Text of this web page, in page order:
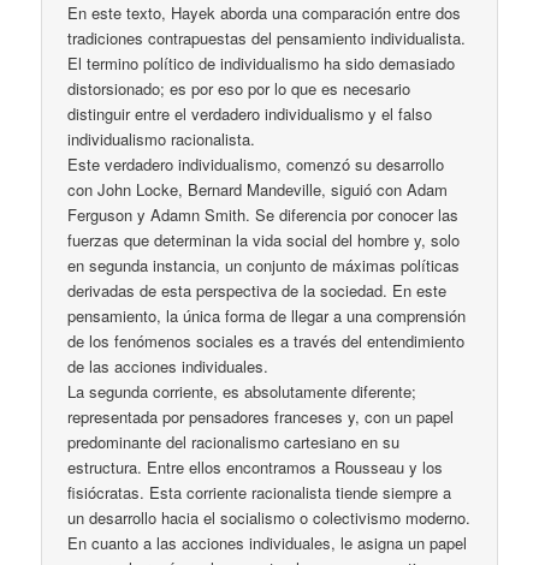
En este texto, Hayek aborda una comparación entre dos
tradiciones contrapuestas del pensamiento individualista.
El termino político de individualismo ha sido demasiado
distorsionado; es por eso por lo que es necesario
distinguir entre el verdadero individualismo y el falso
individualismo racionalista.
Este verdadero individualismo, comenzó su desarrollo
con John Locke, Bernard Mandeville, siguió con Adam
Ferguson y Adamn Smith. Se diferencia por conocer las
fuerzas que determinan la vida social del hombre y, solo
en segunda instancia, un conjunto de máximas políticas
derivadas de esta perspectiva de la sociedad. En este
pensamiento, la única forma de llegar a una comprensión
de los fenómenos sociales es a través del entendimiento
de las acciones individuales.
La segunda corriente, es absolutamente diferente;
representada por pensadores franceses y, con un papel
predominante del racionalismo cartesiano en su
estructura. Entre ellos encontramos a Rousseau y los
fisiócratas. Esta corriente racionalista tiende siempre a
un desarrollo hacia el socialismo o colectivismo moderno.
En cuanto a las acciones individuales, le asigna un papel